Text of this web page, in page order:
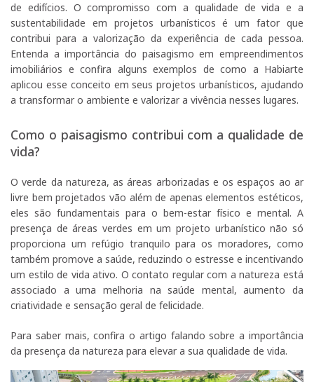
de edifícios. O compromisso com a qualidade de vida e a
sustentabilidade em projetos urbanísticos é um fator que
contribui para a valorização da experiência de cada pessoa.
Entenda a importância do paisagismo em empreendimentos
imobiliários e confira alguns exemplos de como a Habiarte
aplicou esse conceito em seus projetos urbanísticos, ajudando
a transformar o ambiente e valorizar a vivência nesses lugares.
Como o paisagismo contribui com a qualidade de
vida?
O verde da natureza, as áreas arborizadas e os espaços ao ar
livre bem projetados vão além de apenas elementos estéticos,
eles são fundamentais para o bem-estar físico e mental. A
presença de áreas verdes em um projeto urbanístico não só
proporciona um refúgio tranquilo para os moradores, como
também promove a saúde, reduzindo o estresse e incentivando
um estilo de vida ativo. O contato regular com a natureza está
associado a uma melhoria na saúde mental, aumento da
criatividade e sensação geral de felicidade.
Para saber mais, confira o artigo falando sobre a importância
da presença da natureza para elevar a sua qualidade de vida.